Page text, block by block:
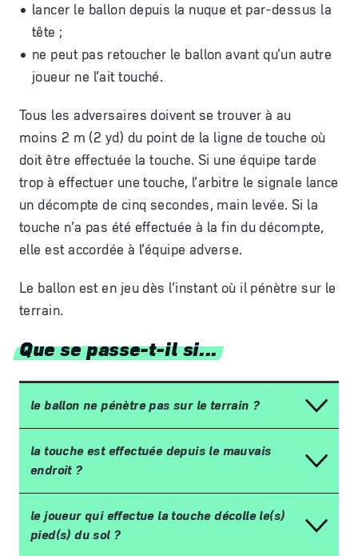
lancer le ballon depuis la nuque et par-dessus la
tête ;
ne peut pas retoucher le ballon avant qu’un autre
joueur ne l’ait touché.
Tous les adversaires doivent se trouver à au
moins 2 m (2 yd) du point de la ligne de touche où
doit être effectuée la touche. Si une équipe tarde
trop à effectuer une touche, l’arbitre le signale lance
un décompte de cinq secondes, main levée. Si la
touche n’a pas été effectuée à la fin du décompte,
elle est accordée à l’équipe adverse.
Le ballon est en jeu dès l’instant où il pénètre sur le
terrain.
Que se passe-t-il si...
le ballon ne pénètre pas sur le terrain ?
la touche est effectuée depuis le mauvais
endroit ?
le joueur qui effectue la touche décolle le(s)
pied(s) du sol ?